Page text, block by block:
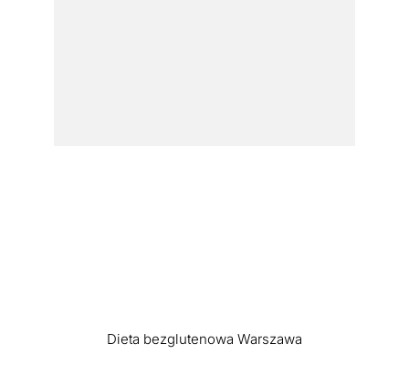
Dieta bezglutenowa Warszawa